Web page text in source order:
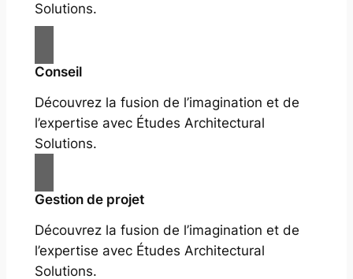
Solutions.
Conseil
Découvrez la fusion de l’imagination et de
l’expertise avec Études Architectural
Solutions.
Gestion de projet
Découvrez la fusion de l’imagination et de
l’expertise avec Études Architectural
Solutions.